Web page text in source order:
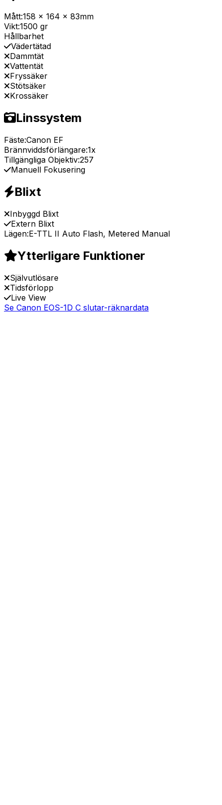
Mått:158 x 164 x 83mm
Vikt:1500 gr
Hållbarhet
Vädertätad
Dammtät
Vattentät
Fryssäker
Stötsäker
Krossäker
Linssystem
Fäste:Canon EF
Brännviddsförlängare:1x
Tillgängliga Objektiv:257
Manuell Fokusering
Blixt
Inbyggd Blixt
Extern Blixt
Lägen:E-TTL II Auto Flash, Metered Manual
Ytterligare Funktioner
Självutlösare
Tidsförlopp
Live View
Se Canon EOS-1D C slutar-räknardata